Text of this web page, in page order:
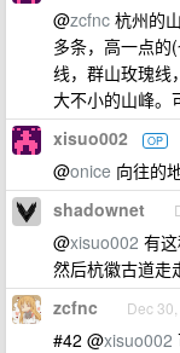
@zcfnc 杭州的
多条，高一点的
线，群山玫瑰线
大不小的山峰。
xisuo002 OP
@onice 向往的
shadownet
@xisuo002 有
然后杭徽古道走
zcfnc Dec
#42 @xisuo002